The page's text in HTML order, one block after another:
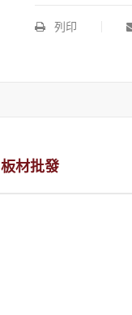
列印
板材批發